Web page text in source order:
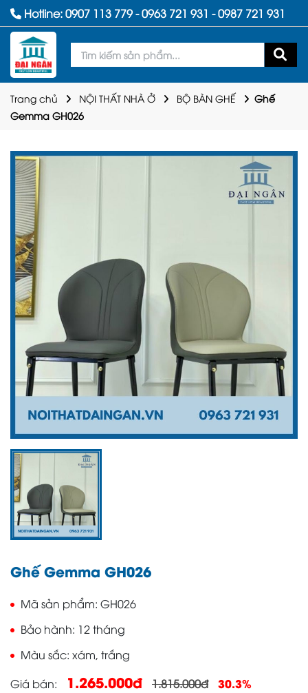
Hotline:0907 113 779-0963 721 931 -0987 721 931
Trang chủ NỘI THẤT NHÀ Ở BỘ BÀN GHẾ
Ghế
Gemma GH026
Ghế Gemma GH026
Mã sản phẩm GH026
Bảo hành 12 tháng
Màu sắc xám, trắng
Giá bán
1.265.000đ 1.815.000đ 30.3%